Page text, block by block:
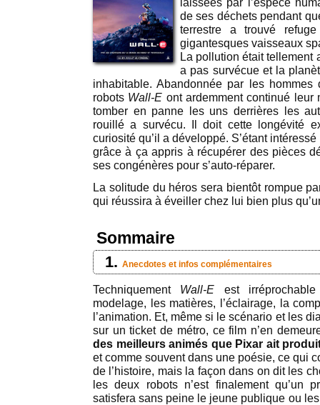
laissées par l’espèce
de ses déchets pendant
terrestre a trouvé
gigantesques vaisseaux
La pollution était tellement
a pas survécue et la
inhabitable. Abandonnée par les
robots Wall-E ont ardemment continué leur
tomber en panne les uns derrières les
rouillé a survécu. Il doit cette longévité
curiosité qu’il a développé. S’étant
grâce à ça appris à récupérer des pièces
ses congénères pour s’auto-réparer.
La solitude du héros sera bientôt rompue
qui réussira à éveiller chez lui bien plus
Sommaire
Anecdotes et infos complémentaires
Techniquement Wall-E est
modelage, les matières, l’éclairage, la
l’animation. Et, même si le scénario et les
sur un ticket de métro, ce film n’en
des meilleurs animés que Pixar ait
et comme souvent dans une poésie, ce qui
de l’histoire, mais la façon dans on dit les
les deux robots n’est finalement qu’un
satisfera sans peine le jeune publique ou